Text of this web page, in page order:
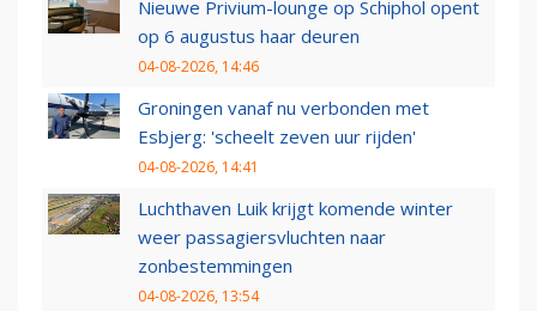
Nieuwe Privium-lounge op Schiphol opent
op 6 augustus haar deuren
04-08-2026, 14:46
Groningen vanaf nu verbonden met
Esbjerg: 'scheelt zeven uur rijden'
04-08-2026, 14:41
Luchthaven Luik krijgt komende winter
weer passagiersvluchten naar
zonbestemmingen
04-08-2026, 13:54